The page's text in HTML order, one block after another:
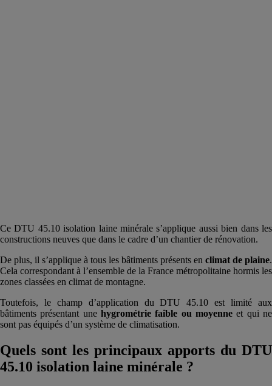
Ce DTU 45.10 isolation laine minérale s’applique aussi bien dans les
constructions neuves que dans le cadre d’un chantier de rénovation.
De plus, il s’applique à tous les bâtiments présents en climat de plaine.
Cela correspondant à l’ensemble de la France métropolitaine hormis les
zones classées en climat de montagne.
Toutefois, le champ d’application du DTU 45.10 est limité aux
bâtiments présentant une hygrométrie faible ou moyenne et qui ne
sont pas équipés d’un système de climatisation.
Quels sont les principaux apports du DTU
45.10 isolation laine minérale ?